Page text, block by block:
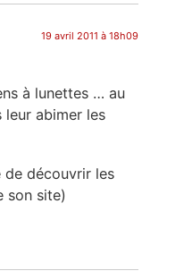
19 avril 2011 à 18h09
à lunettes … au
leur abimer les
de découvrir les
son site)